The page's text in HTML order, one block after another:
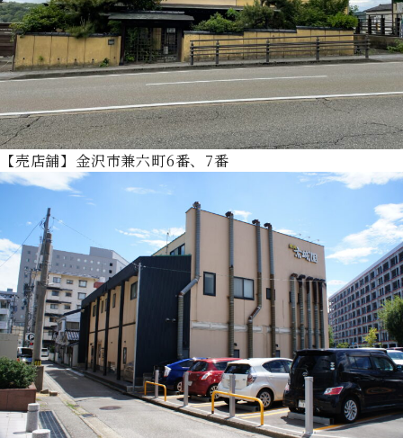
【売店舗】金沢市兼六町6番、7番